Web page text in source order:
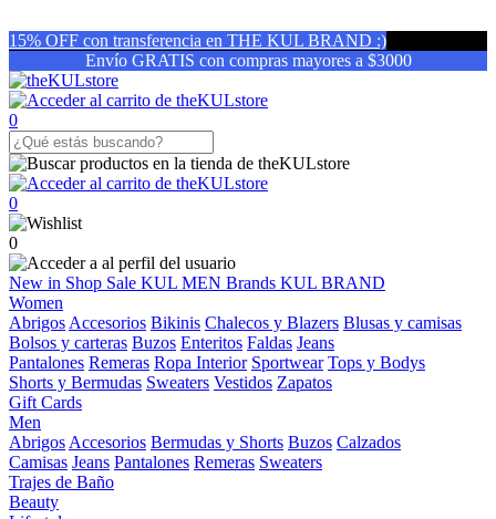
15% OFF con transferencia en THE KUL BRAND :)
Envío GRATIS con compras mayores a $3000
0
0
0
New in Shop Sale KUL MEN Brands KUL BRAND
Women
Abrigos Accesorios Bikinis Chalecos y Blazers Blusas y camisas
Bolsos y carteras Buzos Enteritos Faldas Jeans
Pantalones Remeras Ropa Interior Sportwear Tops y Bodys
Shorts y Bermudas Sweaters Vestidos Zapatos
Gift Cards
Men
Abrigos Accesorios Bermudas y Shorts Buzos Calzados
Camisas Jeans Pantalones Remeras Sweaters
Trajes de Baño
Beauty